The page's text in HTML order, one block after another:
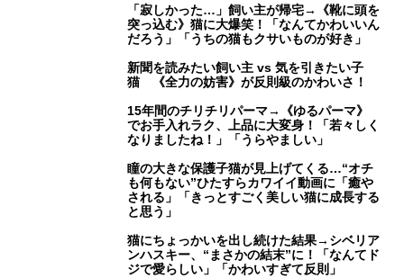
「寂しかった…」飼い主が帰宅→《靴に頭を
突っ込む》猫に大爆笑！「なんてかわいいん
だろう」「うちの猫もクサいものが好き」
新聞を読みたい飼い主 vs 気を引きたい子
猫 《全力の妨害》が反則級のかわいさ！
15年間のチリチリパーマ→《ゆるパーマ》
でお手入れラク、上品に大変身！「若々しく
なりましたね！」「うらやましい」
瞳の大きな保護子猫が見上げてくる…“オチ
も何もない”ひたすらカワイイ動画に「癒や
される」「きっとすごく美しい猫に成長する
と思う」
猫にちょっかいを出し続けた結果→シベリア
ンハスキー、“まさかの結末”に！「なんてド
ジで愛らしい」「かわいすぎて反則」